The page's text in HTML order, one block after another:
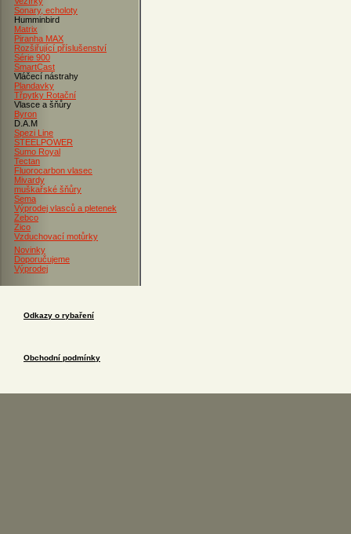
Sonary, echoloty
Humminbird
Matrix
Piranha MAX
Rozšiřující příslušenství
Série 900
SmartCast
Vláčecí nástrahy
Plandavky
Třpytky Rotační
Vlasce a šňůry
Byron
D.A.M
Spezi Line
STEELPOWER
Sumo Royal
Tectan
Fluorocarbon vlasec
Mivardy
muškařské šňůry
Sema
Výprodej vlasců a pletenek
Zebco
Zico
Vzduchovací motůrky
Novinky
Doporučujeme
Výprodej
Odkazy o rybaření
Obchodní podmínky